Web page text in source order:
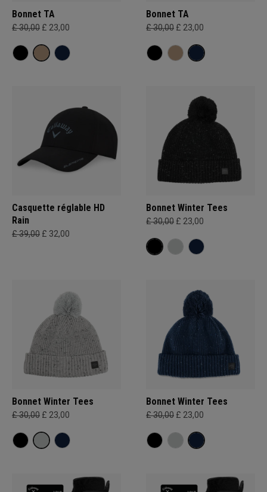
Bonnet TA
£ 30,00 £ 23,00
Bonnet TA
£ 30,00 £ 23,00
Casquette réglable HD
Rain
£ 39,00 £ 32,00
Bonnet Winter Tees
£ 30,00 £ 23,00
Bonnet Winter Tees
£ 30,00 £ 23,00
Bonnet Winter Tees
£ 30,00 £ 23,00